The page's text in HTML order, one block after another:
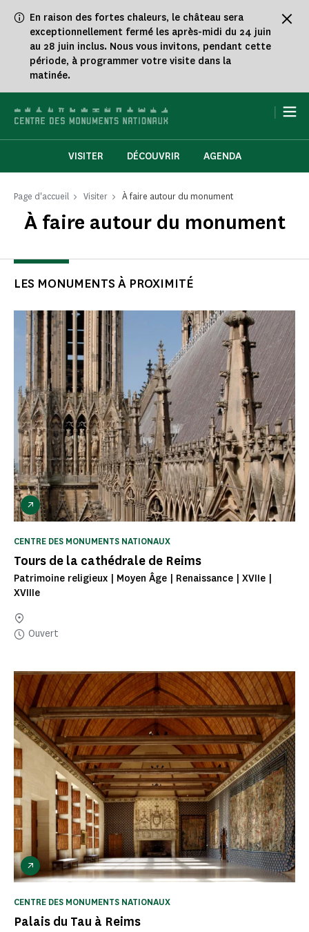
En raison des fortes chaleurs, le château sera
exceptionnellement fermé les après-midi du 24 juin
au 28 juin inclus. Nous vous invitons, pendant cette
période, à programmer votre visite dans la
matinée.
|
VISITER DÉCOUVRIR AGENDA
Page d'accueil Visiter À faire autour du monument
À faire autour du monument
LES MONUMENTS À PROXIMITÉ
Tours de la cathédrale de Reims
CENTRE DES MONUMENTS NATIONAUX
Patrimoine religieux | Moyen Âge | Renaissance | XVIIe |
XVIIIe
Ouvert
Palais du Tau à Reims
CENTRE DES MONUMENTS NATIONAUX